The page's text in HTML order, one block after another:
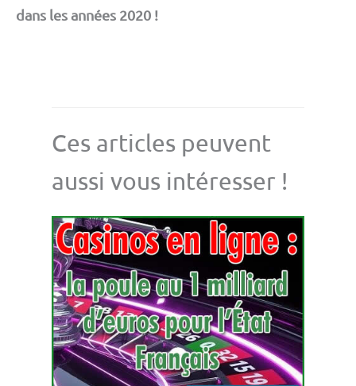
dans les années 2020 !
Ces articles peuvent
aussi vous intéresser !